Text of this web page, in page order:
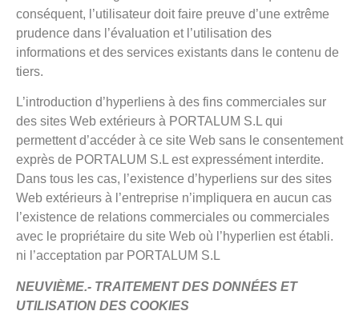
conséquent, l’utilisateur doit faire preuve d’une extrême
prudence dans l’évaluation et l’utilisation des
informations et des services existants dans le contenu de
tiers.
L’introduction d’hyperliens à des fins commerciales sur
des sites Web extérieurs à PORTALUM S.L qui
permettent d’accéder à ce site Web sans le consentement
exprès de PORTALUM S.L est expressément interdite.
Dans tous les cas, l’existence d’hyperliens sur des sites
Web extérieurs à l’entreprise n’impliquera en aucun cas
l’existence de relations commerciales ou commerciales
avec le propriétaire du site Web où l’hyperlien est établi.
ni l’acceptation par PORTALUM S.L
NEUVIÈME.- TRAITEMENT DES DONNÉES ET
UTILISATION DES COOKIES